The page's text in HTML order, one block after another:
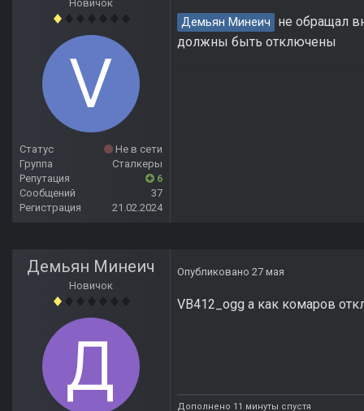
Новичок
Статус
Не в сети
Группа
Сталкеры
Репутация
6
Сообщений
37
Регистрация
21.02.2024
Демьян Минеич
не обращал
должны быть отключены
Демьян Минеич
Новичок
Опубликовано 27 мая
VB412_ogg а как комаров
Дополнено 11 минуты спустя